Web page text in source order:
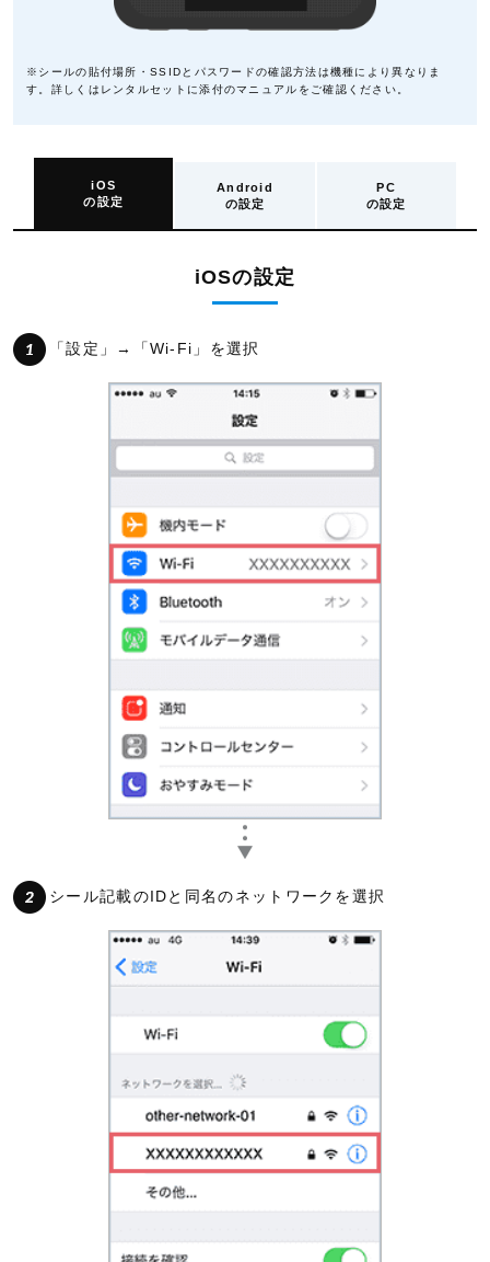
※シールの貼付場所・SSIDとパスワードの確認方法は機種により異なりま
す。詳しくはレンタルセットに添付のマニュアルをご確認ください。
iOS
の設定
Android
の設定
PC
の設定
iOSの設定
「設定」→「Wi-Fi」を選択
シール記載のIDと同名のネットワークを選択